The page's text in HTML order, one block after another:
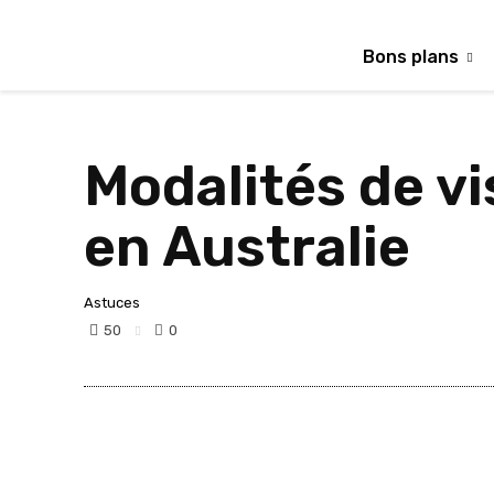
Bons plans
Modalités de
en Australie
Astuces
50
0